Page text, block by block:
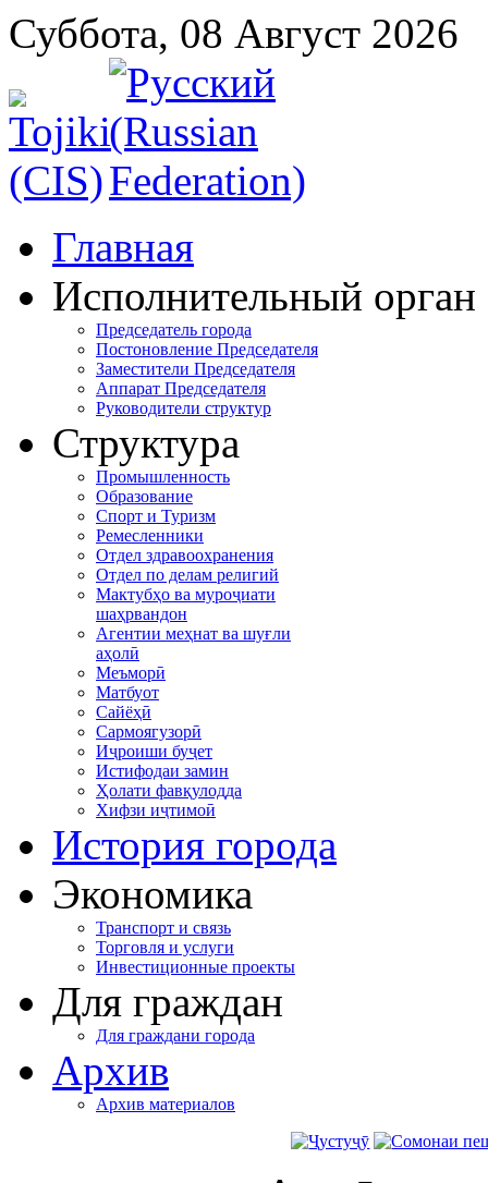
Суббота, 08 Август 2026
Главная
Исполнительный орган
Председатель города
Постоновление Председателя
Заместители Председателя
Аппарат Председателя
Руководители структур
Структура
Промышленность
Образование
Спорт и Туризм
Ремесленники
Отдел здравоохранения
Отдел по делам религий
Мактубҳо ва муроҷиати
шаҳрвандон
Агентии меҳнат ва шуғли
аҳолӣ
Меъморӣ
Матбуот
Сайёҳӣ
Сармоягузорӣ
Иҷроиши буҷет
Истифодаи замин
Ҳолати фавқулодда
Хифзи иҷтимоӣ
История города
Экономика
Транспорт и связь
Торговля и услуги
Инвестиционные проекты
Для граждан
Для граждани города
Архив
Архив материалов